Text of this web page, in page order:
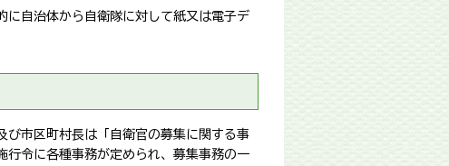
に自治体から自衛隊に対して紙又は電子デ
び市区町村長は「自衛官の募集に関する事
行令に各種事務が定められ、募集事務の一